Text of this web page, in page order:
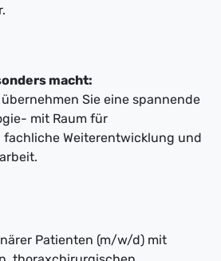
macht:
Sie eine spannende
mit Raum für
Weiterentwicklung und
Patienten (m/w/d) mit